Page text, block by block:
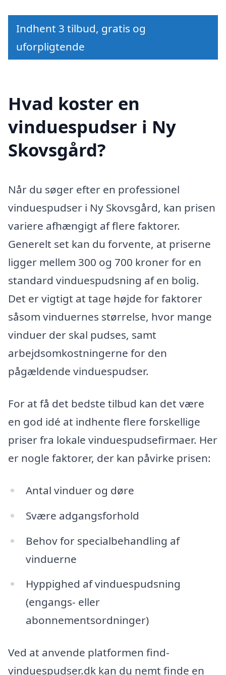
Indhent 3 tilbud, gratis og
uforpligtende
Hvad koster en
vinduespudser i Ny
Skovsgård?
Når du søger efter en professionel
vinduespudser i Ny Skovsgård, kan prisen
variere afhængigt af flere faktorer.
Generelt set kan du forvente, at priserne
ligger mellem 300 og 700 kroner for en
standard vinduespudsning af en bolig.
Det er vigtigt at tage højde for faktorer
såsom vinduernes størrelse, hvor mange
vinduer der skal pudses, samt
arbejdsomkostningerne for den
pågældende vinduespudser.
For at få det bedste tilbud kan det være
en god idé at indhente flere forskellige
priser fra lokale vinduespudsefirmaer. Her
er nogle faktorer, der kan påvirke prisen:
Antal vinduer og døre
Svære adgangsforhold
Behov for specialbehandling af
vinduerne
Hyppighed af vinduespudsning
(engangs- eller
abonnementsordninger)
Ved at anvende platformen find-
vinduespudser.dk kan du nemt finde en